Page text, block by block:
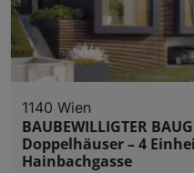
1140 Wien
BAUBEWILLIGTER
Doppelhäuser – 4
Hainbachgasse